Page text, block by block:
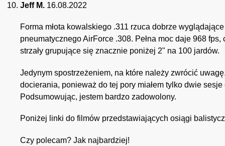
Jeff M. 16.08.2022
Forma młota kowalskiego .311 rzuca dobrze
pneumatycznego AirForce .308. Pełna moc daje 968
strzały grupujące się znacznie poniżej 2" na 100 jardów.
Jedynym spostrzeżeniem, na które należy zwrócić
docierania, ponieważ do tej pory miałem tylko dwie
Podsumowując, jestem bardzo zadowolony.
Poniżej linki do filmów przedstawiających osiągi
Czy polecam? Jak najbardziej!